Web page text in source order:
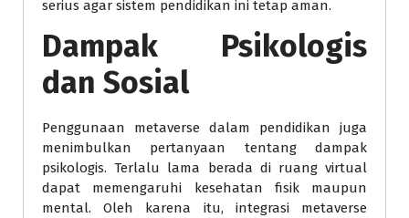
serius agar sistem pendidikan ini tetap aman.
Dampak Psikologis
dan Sosial
Penggunaan metaverse dalam pendidikan juga
menimbulkan pertanyaan tentang dampak
psikologis. Terlalu lama berada di ruang virtual
dapat memengaruhi kesehatan fisik maupun
mental. Oleh karena itu, integrasi metaverse